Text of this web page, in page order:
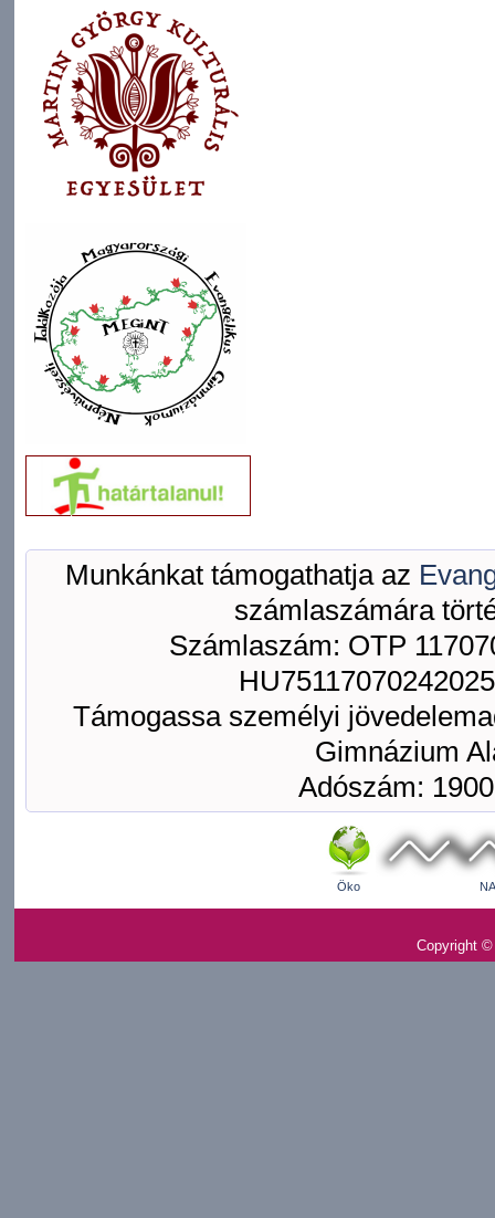
Munkánkat támogathatja az
számlaszámára
Számlaszám: OTP
Támogassa személyi
Gimnázium
Adószám:
Öko
Copyright